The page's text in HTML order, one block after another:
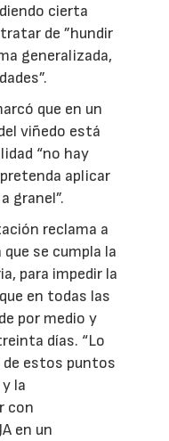
cierta
de ”hundir
generalizada,
que en un
viñedo está
“no hay
aplicar
granel”.
reclama a
se cumpla la
para impedir la
en todas las
por medio y
días. “Lo
de estos puntos
la
con
en un